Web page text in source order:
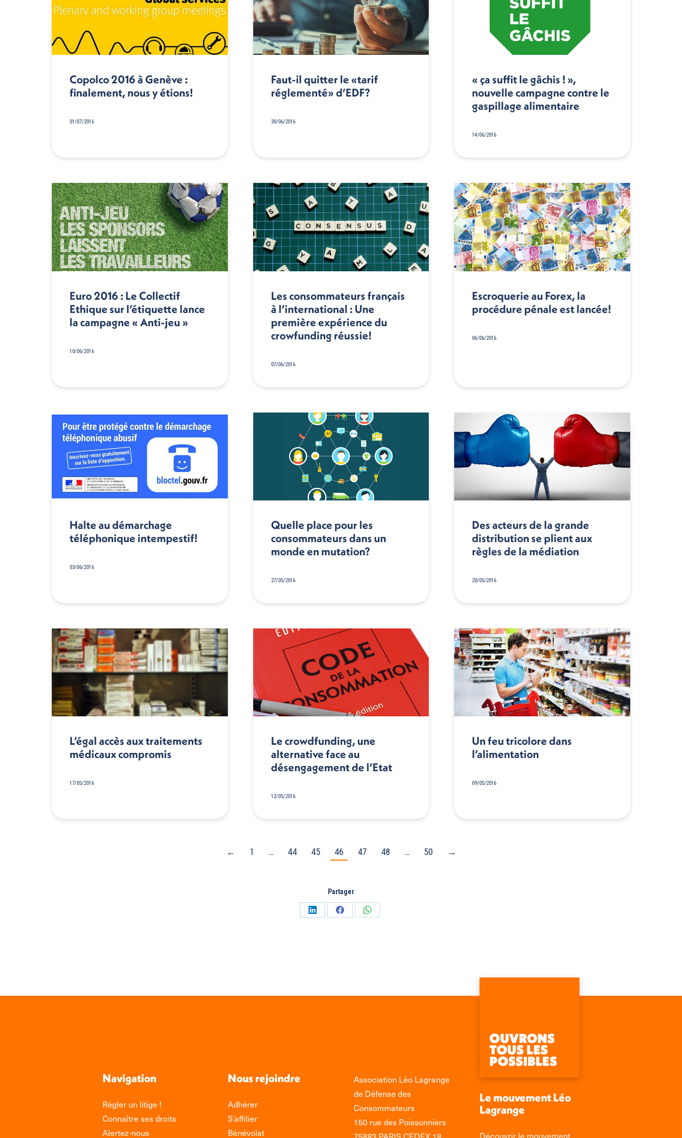
Copolco 2016 à Genève :
finalement, nous y étions!
01/07/2016
Faut-il quitter le «tarif
réglementé» d’EDF?
30/06/2016
« ça suffit le gâchis ! »,
nouvelle campagne contre le
gaspillage alimentaire
14/06/2016
Euro 2016 : Le Collectif
Ethique sur l’étiquette lance
la campagne « Anti-­jeu »
10/06/2016
Les consommateurs français
à l’international : Une
première expérience du
crowfunding réussie!
07/06/2016
Escroquerie au Forex, la
procédure pénale est lancée!
06/06/2016
Halte au démarchage
téléphonique intempestif!
03/06/2016
Quelle place pour les
consommateurs dans un
monde en mutation?
27/05/2016
Des acteurs de la grande
distribution se plient aux
règles de la médiation
20/05/2016
L’égal accès aux traitements
médicaux compromis
17/05/2016
Le crowdfunding, une
alternative face au
désengagement de l’Etat
12/05/2016
Un feu tricolore dans
l’alimentation
09/05/2016
← 1 … 44 45 46 47 48 … 50 →
Partager
PartagerPartagerPartager
Navigation
Régler un litige !
Connaître ses droits
Alertez-nous
Nous rejoindre
Adhérer
S’affilier
Bénévolat
Association Léo Lagrange
de Défense des
Consommateurs
150 rue des Poissonniers
Le mouvement Léo
Lagrange